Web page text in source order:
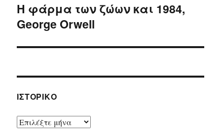
Επόμενο
άρθρο:
Η φάρμα των ζώων και 1984,
George Orwell
ΙΣΤΟΡΙΚΌ
Ιστορικό